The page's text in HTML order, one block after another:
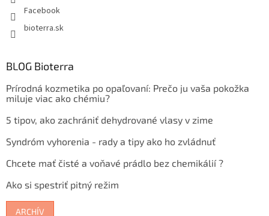
Facebook
bioterra.sk
BLOG Bioterra
Prírodná kozmetika po opaľovaní: Prečo ju vaša pokožka
miluje viac ako chémiu?
5 tipov, ako zachrániť dehydrované vlasy v zime
Syndróm vyhorenia - rady a tipy ako ho zvládnuť
Chcete mať čisté a voňavé prádlo bez chemikálií ?
Ako si spestriť pitný režim
ARCHÍV